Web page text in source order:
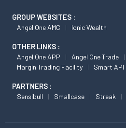
GROUP WEBSITES :
Angel One AMC Ionic Wealth
OTHER LINKS :
Angel One APP Angel One Trade
Margin Trading Facility
Smart API
PARTNERS :
Sensibull Smallcase Streak